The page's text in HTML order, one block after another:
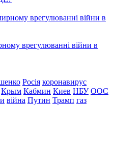
врегулюванні війни в
Росія коронавирус
Крым Кабмин Киев НБУ ООС
війна Путин Трамп газ